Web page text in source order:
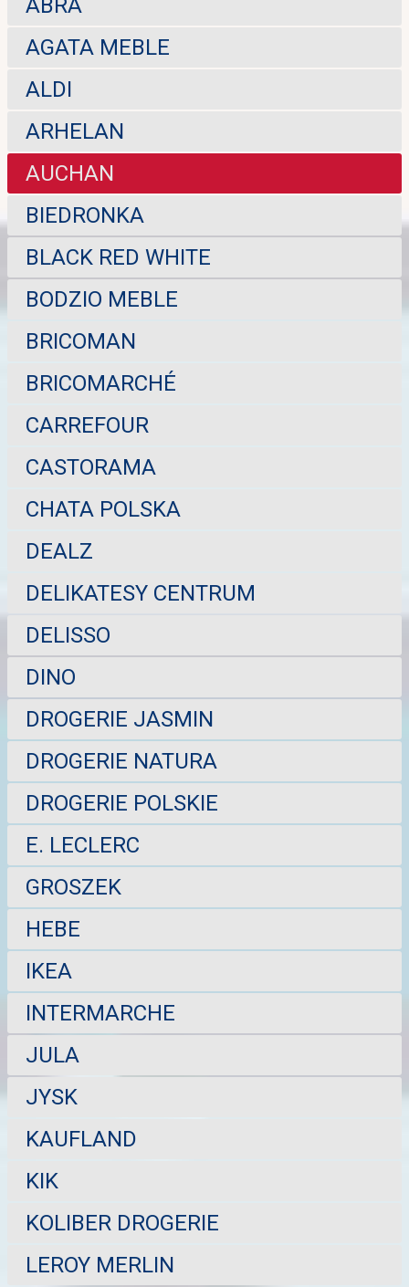
AGATA MEBLE
ALDI
ARHELAN
AUCHAN
BIEDRONKA
BLACK RED WHITE
BODZIO MEBLE
BRICOMAN
BRICOMARCHÉ
CARREFOUR
CASTORAMA
CHATA POLSKA
DEALZ
DELIKATESY CENTRUM
DELISSO
DINO
DROGERIE JASMIN
DROGERIE NATURA
DROGERIE POLSKIE
E. LECLERC
GROSZEK
HEBE
IKEA
INTERMARCHE
JULA
JYSK
KAUFLAND
KIK
KOLIBER DROGERIE
LEROY MERLIN